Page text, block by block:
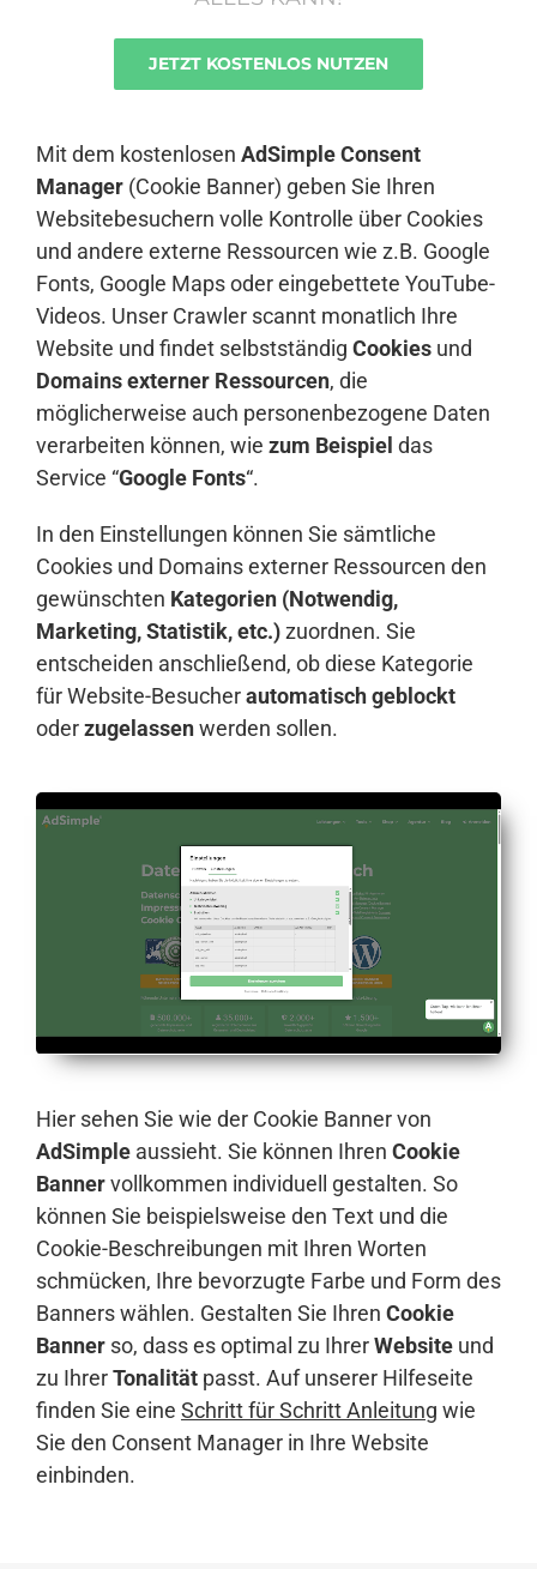
JETZT KOSTENLOS NUTZEN
Mit dem kostenlosen AdSimple Consent
Manager (Cookie Banner) geben Sie Ihren
Websitebesuchern volle Kontrolle über Cookies
und andere externe Ressourcen wie z.B. Google
Fonts, Google Maps oder eingebettete YouTube-
Videos. Unser Crawler scannt monatlich Ihre
Website und findet selbstständig Cookies und
Domains externer Ressourcen, die
möglicherweise auch personenbezogene Daten
verarbeiten können, wie zum Beispiel das
Service “Google Fonts“.
In den Einstellungen können Sie sämtliche
Cookies und Domains externer Ressourcen den
gewünschten Kategorien (Notwendig,
Marketing, Statistik, etc.)zuordnen. Sie
entscheiden anschließend, ob diese Kategorie
für Website-Besucherautomatisch geblockt
oderzugelassenwerden sollen.
Hier sehen Sie wie der Cookie Banner von
AdSimple aussieht. Sie können Ihren Cookie
Bannervollkommen individuell gestalten. So
können Sie beispielsweise den Text und die
Cookie-Beschreibungen mit Ihren Worten
schmücken, Ihre bevorzugte Farbe und Form des
Banners wählen. Gestalten Sie Ihren Cookie
Banner so, dass es optimal zu IhrerWebsite und
zu IhrerTonalität passt. Auf unserer Hilfeseite
finden Sie eine Schritt für Schritt Anleitung wie
Sie den Consent Manager in Ihre Website
einbinden.